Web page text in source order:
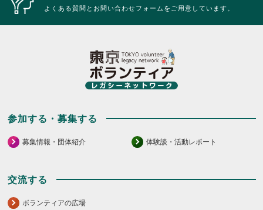
よくある質問とお問い合わせフォームをご用意しています。
参加する・募集する
募集情報・団体紹介 体験談・活動レポート
交流する
ボランティアの広場